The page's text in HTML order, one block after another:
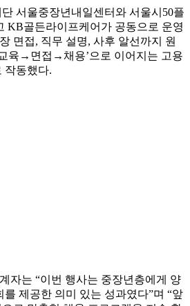
서울중장년내일센터와 서울시50플
KB골든라이프케어가 공동으로 운영
면접, 직무 설명, 사후 알선까지 원
육→면접→채용’으로 이어지는 고용
작동했다.
자는 “이번 행사는 중장년층에게 양
제공한 의미 있는 성과였다”며 “앞